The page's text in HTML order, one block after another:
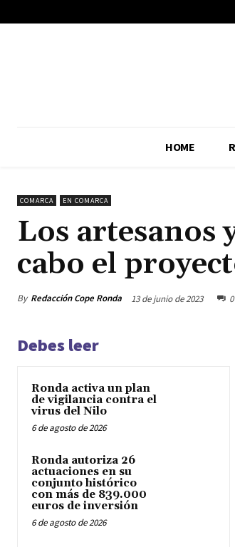
HOME
COMARCA EN COMARCA
Los artesanos
cabo el
By Redacción Cope Ronda 13 de junio de 2023 0
Debes leer
Ronda activa un plan
de vigilancia contra el
virus del Nilo
6 de agosto de 2026
Ronda autoriza 26
actuaciones en su
conjunto histórico
con más de 839.000
euros de inversión
6 de agosto de 2026